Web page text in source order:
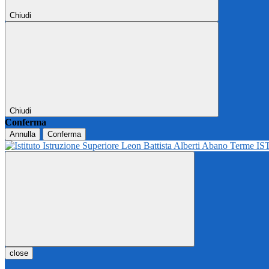
Chiudi
Chiudi
Conferma
Annulla Conferma
close